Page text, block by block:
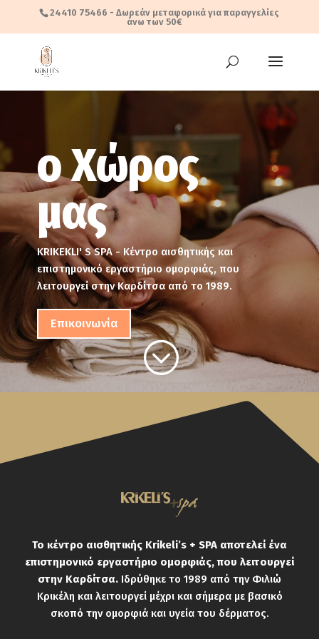
24410 75466 - Δωρεάν μεταφορικά για παραγγελίες
άνω των 50€
ο Χώρος
μας
KRIKEKLI' S SPA - Kέντρο αισθητικής και
επιστημονικό εργαστήριο ομορφιάς, που
λειτουργεί στην Καρδίτσα από το 1989.
Επικοινωνία
;
Το κέντρο αισθητικής Krikeli’s + SPA αποτελεί ένα
επιστημονικό εργαστήριο ομορφιάς, που λειτουργεί
στην Καρδίτσα. Ιδρύθηκε το 1989 από την Φιλιώ
Κρικέλη και λειτουργεί μέχρι και σήμερα με βασικό
σκοπό την ομορφιά και υγεία του δέρματος.